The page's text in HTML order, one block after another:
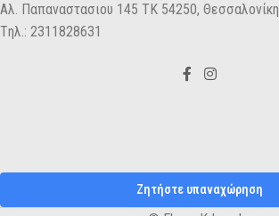
Αλ. Παπαναστασιου 145 ΤΚ 54250, Θεσσαλονίκη
Tηλ.: 2311828631
Ζητήστε υπαναχώρηση